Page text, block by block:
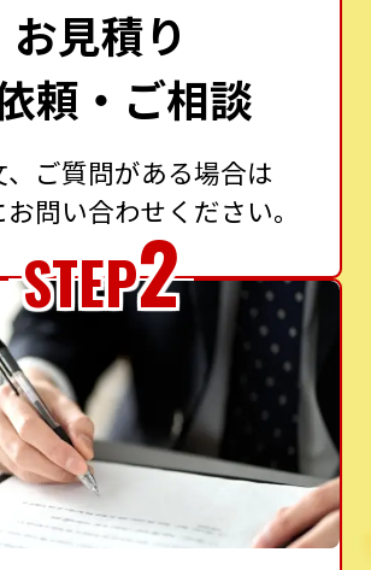
お見積り
頼・ご相談
、ご質問がある場合は
問い合わせください。
STEP2